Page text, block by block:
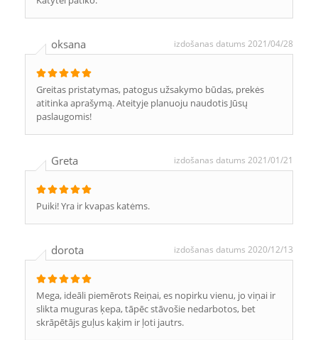
oksana izdošanas datums 2021/04/28
Greitas pristatymas, patogus užsakymo būdas, prekės
atitinka aprašymą. Ateityje planuoju naudotis Jūsų
paslaugomis!
Greta izdošanas datums 2021/01/21
Puiki! Yra ir kvapas katėms.
dorota izdošanas datums 2020/12/13
Mega, ideāli piemērots Reiņai, es nopirku vienu, jo viņai ir
slikta muguras ķepa, tāpēc stāvošie nedarbotos, bet
skrāpētājs guļus kaķim ir ļoti jautrs.